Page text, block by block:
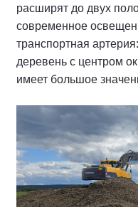
расширят до двух
современное
транспортная
деревень с центром
имеет большое